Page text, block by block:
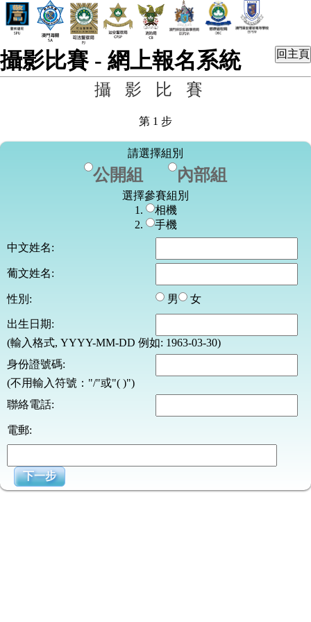
攝影比賽 - 網上報名系統
攝影比賽
第 1 步
請選擇組別
公開組 內部組
選擇參賽組別
1.
相機
2.
手機
中文姓名:
葡文姓名:
性別: 男 女
出生日期:
(輸入格式, YYYY-MM-DD 例如: 1963-03-30)
身份證號碼:
(不用輸入符號："/"或"( )")
聯絡電話:
電郵: